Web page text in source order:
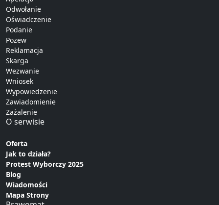
Odwołanie
Oświadczenie
Podanie
Pozew
Reklamacja
Skarga
Wezwanie
Wniosek
Wypowiedzenie
Zawiadomienie
Zażalenie
O serwisie
Oferta
Jak to działa?
Protest Wyborczy 2025
Blog
Wiadomości
Mapa Strony